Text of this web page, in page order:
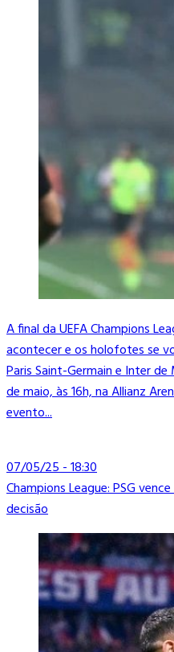
A final da UEFA Champions
acontecer e os holofotes se
Paris Saint-Germain e Inter de
de maio, às 16h, na Allianz
evento...
07/05/25 - 18:30
Champions League: PSG
decisão